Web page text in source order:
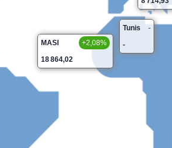
MASI
+2,08%
18 864,02
Tunis
-
-